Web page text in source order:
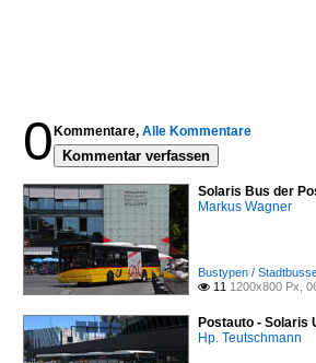
0 Kommentare, Alle Kommentare
Kommentar verfassen
Solaris Bus der
Markus Wagner
Bustypen /
 11 1200x800 Px,
Postauto - Solaris
Hp. Teutschmann